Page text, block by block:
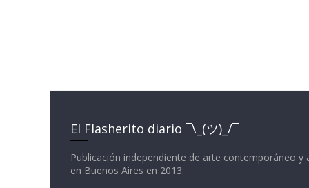
El Flasherito diario ¯\_(ツ)_/¯
Publicación independiente de arte contemporáneo y
en Buenos Aires en 2013.